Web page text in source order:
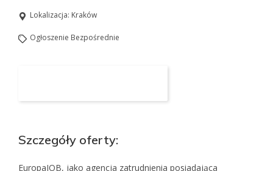
Lokalizacja: Kraków
Ogłoszenie Bezpośrednie
Szczegóły oferty:
EuropaJOB, jako agencja zatrudnienia posiadająca